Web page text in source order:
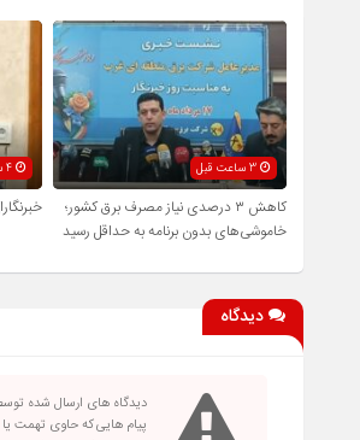
3 ساعت قبل
کاهش ۳ درصدی نیاز مصرف برق کشور؛
خاموشی‌های بدون برنامه به حداقل رسید
4 ساعت قبل
دیدگاه
دیدگاه های ارسال شده
پیام هایی که حاوی تهمت